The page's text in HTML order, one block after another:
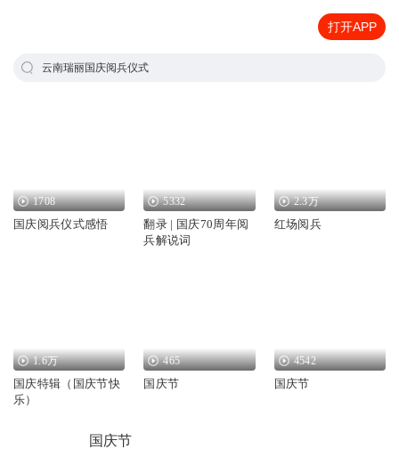
打开APP
云南瑞丽国庆阅兵仪式
1708
国庆阅兵仪式感悟
5332
翻录 | 国庆70周年阅
兵解说词
2.3万
红场阅兵
1.6万
国庆特辑（国庆节快
乐）
465
国庆节
4542
国庆节
国庆节